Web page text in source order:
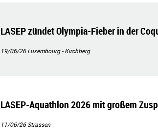
LASEP zündet Olympia-Fieber in der
19/06/26Luxembourg - Kirchberg
LASEP-Aquathlon 2026 mit großem
11/06/26Strassen